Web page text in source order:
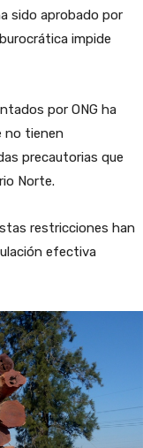
sido aprobado por
impide
por ONG ha
no tienen
precautorias que
Norte.
restricciones han
efectiva